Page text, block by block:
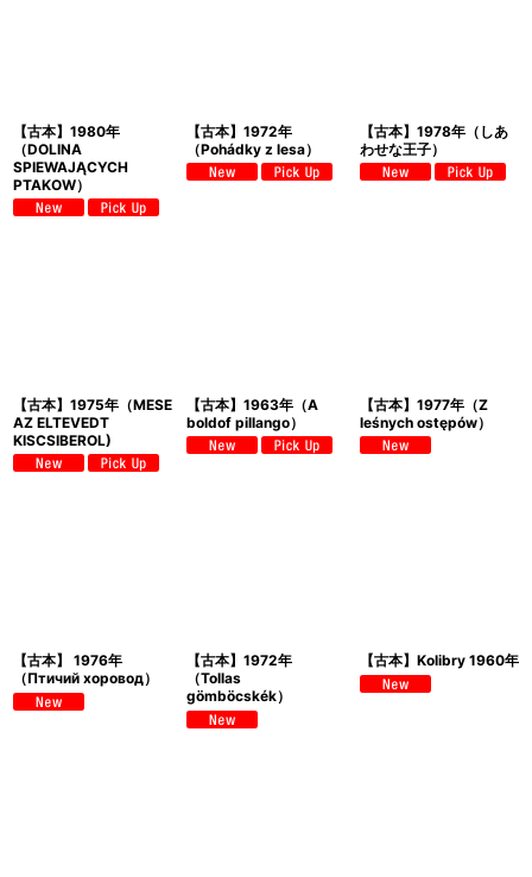
【古本】1980年
（DOLINA
SPIEWAJĄCYCH
PTAKOW）
【古本】1972年
（Pohádky z lesa）
【古本】1978年（しあ
わせな王子）
【古本】1975年（MESE
AZ ELTEVEDT
KISCSIBEROL)
【古本】1963年（A
boldof pillango）
【古本】1977年（Z
leśnych ostępów）
【古本】 1976年
（Птичий хоровод）
【古本】1972年
（Tollas
gömböcskék）
【古本】Kolibry 1960年